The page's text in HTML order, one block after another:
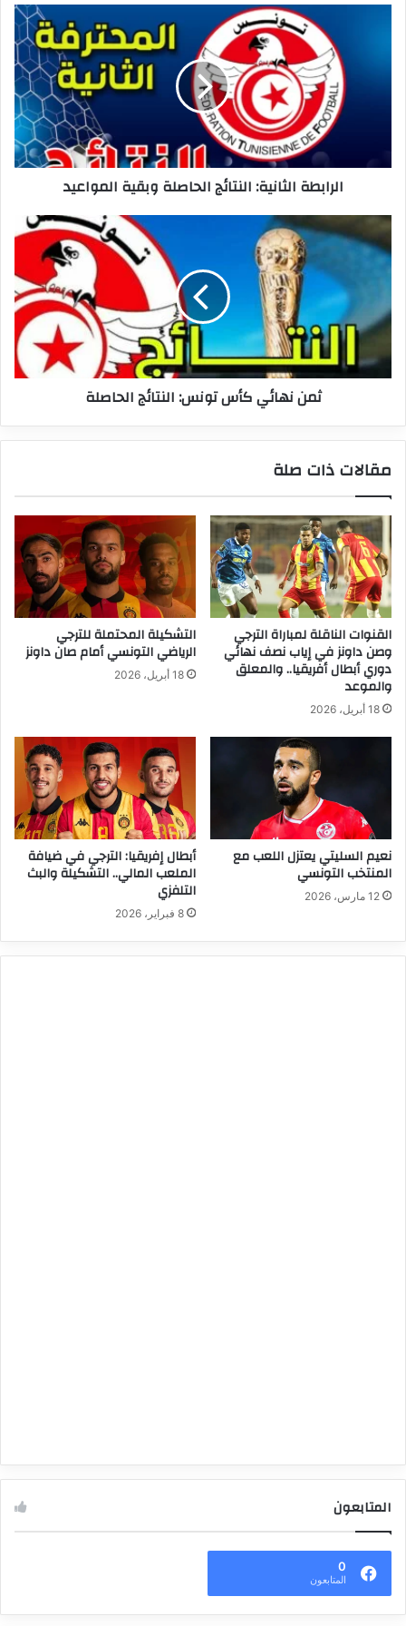
الرابطة الثانية: النتائج الحاصلة وبقية المواعيد
ثمن
نهائي
كأس
الحاصلة
ثمن نهائي كأس تونس: النتائج الحاصلة
مقالات ذات صلة
القنوات الناقلة لمباراة الترجي
وصن داونز في إياب نصف نهائي
دوري أبطال أفريقيا.. والمعلق
والموعد
18 أبريل، 2026
التشكيلة المحتملة للترجي
الرياضي التونسي أمام صان داونز
18 أبريل، 2026
نعيم السليتي يعتزل اللعب مع
المنتخب التونسي
12 مارس، 2026
أبطال إفريقيا: الترجي في ضيافة
الملعب المالي.. التشكيلة والبث
التلفزي
8 فبراير، 2026
المتابعون
0
المتابعون